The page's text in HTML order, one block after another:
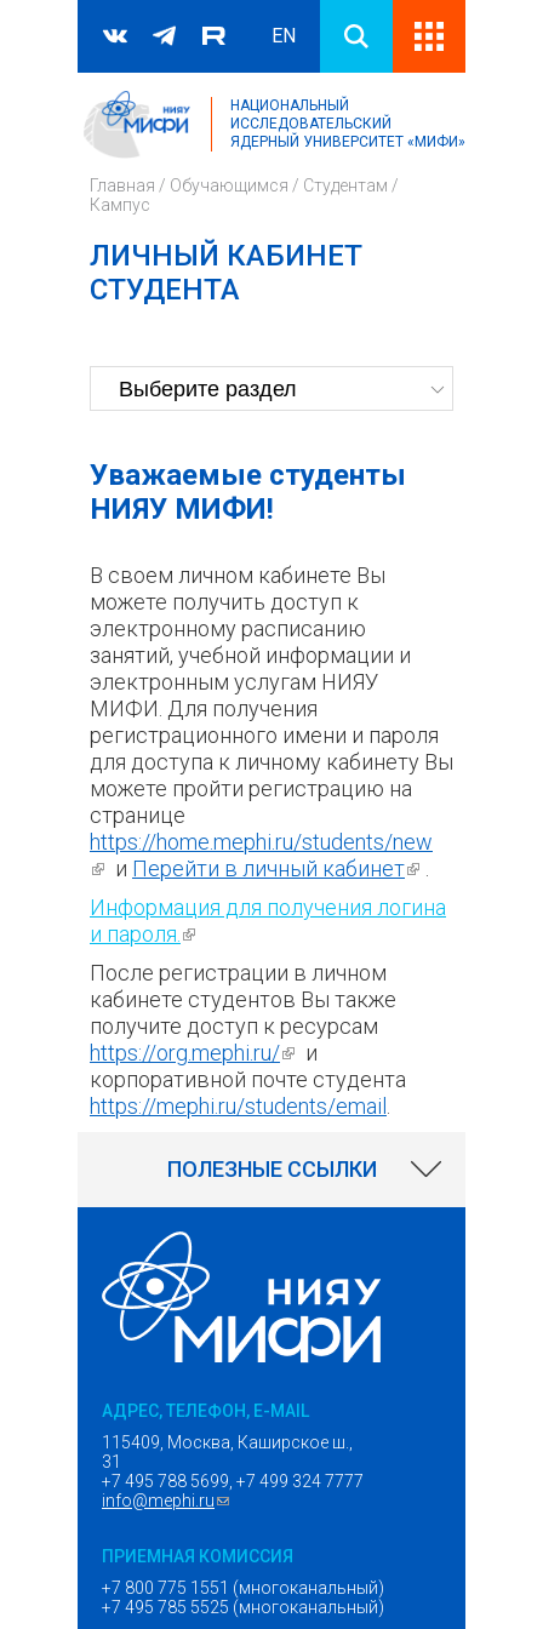
Форма поиска
Поиск
EN
НАЦИОНАЛЬНЫЙ
ИССЛЕДОВАТЕЛЬСКИЙ
ЯДЕРНЫЙ УНИВЕРСИТЕТ «МИФИ»
Главная / Обучающимся / Студентам /
Кампус
ЛИЧНЫЙ КАБИНЕТ
СТУДЕНТА
Уважаемые студенты
НИЯУ МИФИ!
В своем личном кабинете Вы
можете получить доступ к
электронному расписанию
занятий, учебной информации и
электронным услугам НИЯУ
МИФИ. Для получения
регистрационного имени и пароля
для доступа к личному кабинету Вы
можете пройти регистрацию на
странице
https://home.mephi.ru/students/new
(внешняя ссылка)
и Перейти в личный кабинет(внешняя
Информация для получения логина
и пароля. (внешняя ссылка)
После регистрации в личном
кабинете студентов Вы также
получите доступ к ресурсам
https://org.mephi.ru/(внешняя
ссылка)
и
корпоративной почте студента
https://mephi.ru/students/email
ПОЛЕЗНЫЕ ССЫЛКИ
АДРЕС, ТЕЛЕФОН, E-MAIL
115409, Москва, Каширское ш.,
31
+7 495 788 5699, +7 499 324 7777
info@mephi.ru(ссылка для отправки email)
ПРИЕМНАЯ КОМИССИЯ
+7 800 775 1551 (многоканальный)
+7 495 785 5525 (многоканальный)